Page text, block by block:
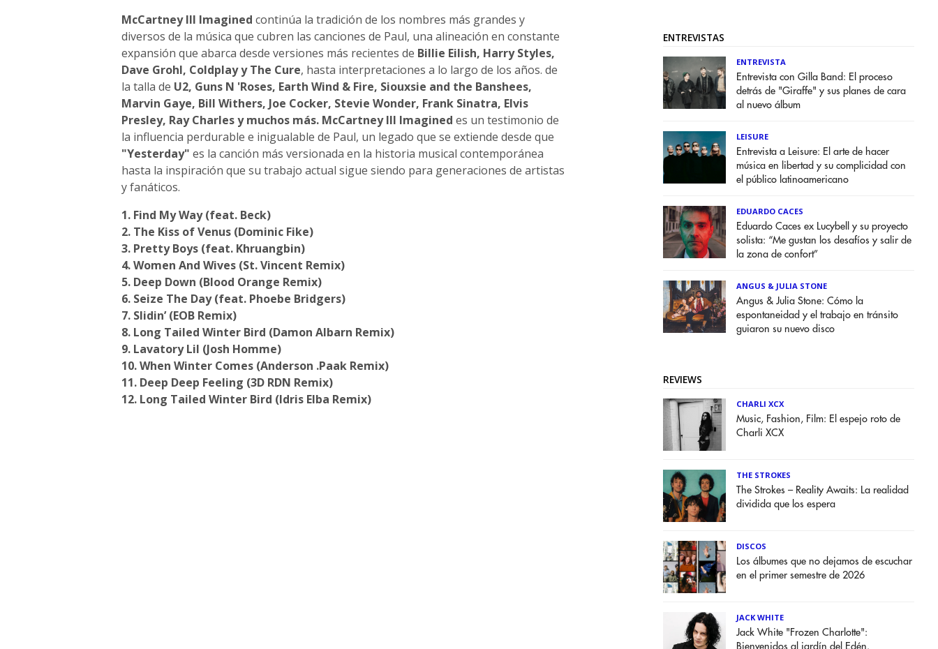
McCartney III Imagined continúa la tradición de los nombres más grandes y
diversos de la música que cubren las canciones de Paul, una alineación en constante
expansión que abarca desde versiones más recientes de Billie Eilish, Harry Styles,
Dave Grohl, Coldplay y The Cure, hasta interpretaciones a lo largo de los años. de
la talla de U2, Guns N 'Roses, Earth Wind & Fire, Siouxsie and the Banshees,
Marvin Gaye, Bill Withers, Joe Cocker, Stevie Wonder, Frank Sinatra, Elvis
Presley, Ray Charles y muchos más. McCartney III Imagined es un testimonio de
la influencia perdurable e inigualable de Paul, un legado que se extiende desde que
"Yesterday" es la canción más versionada en la historia musical contemporánea
hasta la inspiración que su trabajo actual sigue siendo para generaciones de artistas
y fanáticos.
1. Find My Way (feat. Beck)
2. The Kiss of Venus (Dominic Fike)
3. Pretty Boys (feat. Khruangbin)
4. Women And Wives (St. Vincent Remix)
5. Deep Down (Blood Orange Remix)
6. Seize The Day (feat. Phoebe Bridgers)
7. Slidin’ (EOB Remix)
8. Long Tailed Winter Bird (Damon Albarn Remix)
9. Lavatory Lil (Josh Homme)
10. When Winter Comes (Anderson .Paak Remix)
11. Deep Deep Feeling (3D RDN Remix)
12. Long Tailed Winter Bird (Idris Elba Remix)
ENTREVISTAS
ENTREVISTA
Entrevista con Gilla Band: El proceso
detrás de "Giraffe" y sus planes de cara
al nuevo álbum
LEISURE
Entrevista a Leisure: El arte de hacer
música en libertad y su complicidad con
el público latinoamericano
EDUARDO CACES
Eduardo Caces ex Lucybell y su proyecto
solista: “Me gustan los desafíos y salir de
la zona de confort”
ANGUS & JULIA STONE
Angus & Julia Stone: Cómo la
espontaneidad y el trabajo en tránsito
guiaron su nuevo disco
REVIEWS
CHARLI XCX
Music, Fashion, Film: El espejo roto de
Charli XCX
THE STROKES
The Strokes – Reality Awaits: La realidad
dividida que los espera
DISCOS
Los álbumes que no dejamos de escuchar
en el primer semestre de 2026
JACK WHITE
Jack White "Frozen Charlotte":
Bienvenidos al jardín del Edén.